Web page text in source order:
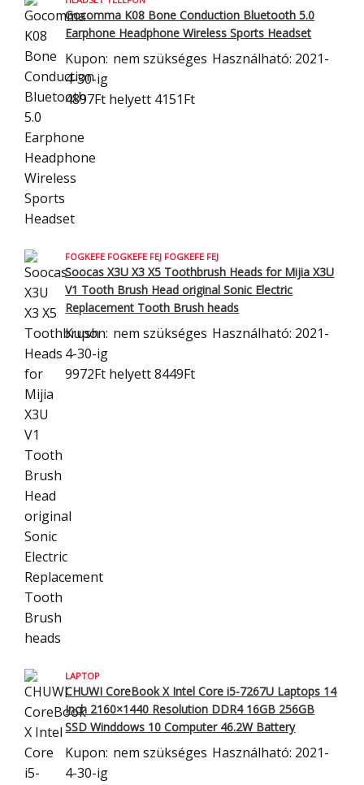
Gocomma K08 Bone Conduction Bluetooth 5.0
Earphone Headphone Wireless Sports Headset
Kupon: nem szükséges Használható: 2021-
4-30-ig
4897Ft helyett 4151Ft
FOGKEFE FOGKEFE FEJ FOGKEFE FEJ
Soocas X3U X3 X5 Toothbrush Heads for Mijia X3U
V1 Tooth Brush Head original Sonic Electric
Replacement Tooth Brush heads
Kupon: nem szükséges Használható: 2021-
4-30-ig
9972Ft helyett 8449Ft
LAPTOP
CHUWI CoreBook X Intel Core i5-7267U Laptops 14
Inch 2160×1440 Resolution DDR4 16GB 256GB
SSD Winddows 10 Computer 46.2W Battery
Kupon: nem szükséges Használható: 2021-
4-30-ig